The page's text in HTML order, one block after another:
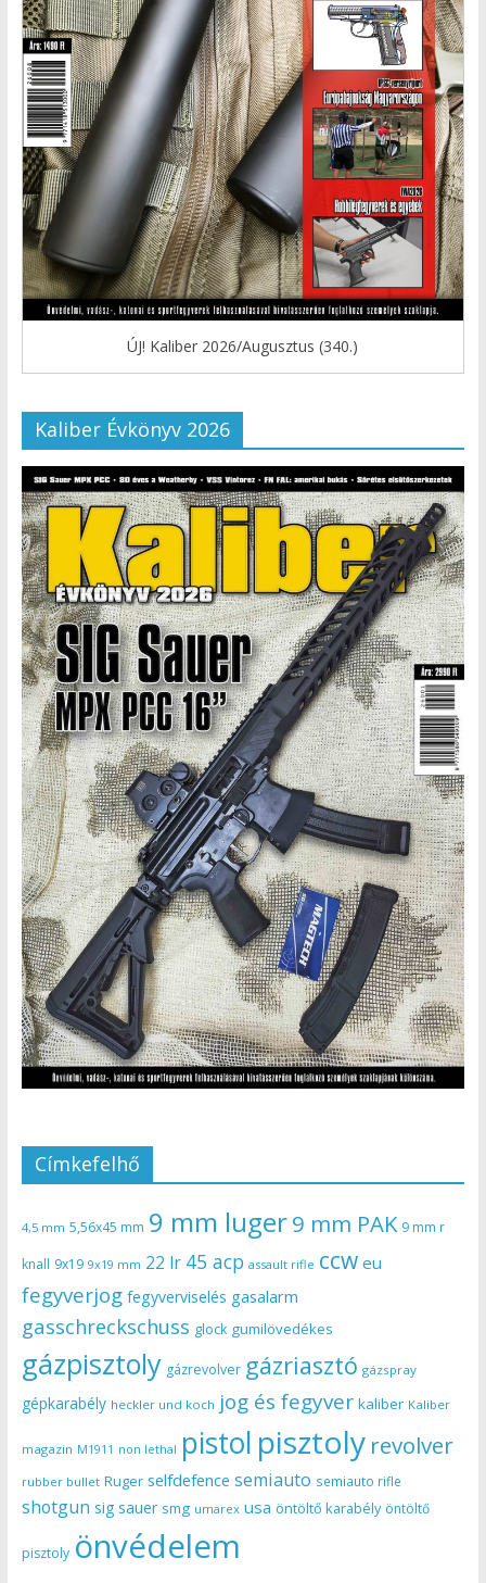
ÚJ! Kaliber 2026/Augusztus (340.)
Kaliber Évkönyv 2026
Címkefelhő
4,5 mm 5,56x45 mm 9 mm luger9 mm PAK 9 mm r
knall 9x19 9x19 mm 22 lr 45 acp assault rifle ccw eu
fegyverjog fegyverviselés gasalarm
gasschreckschuss glock gumilövedékes
gázpisztoly gázrevolver gázriasztó gázspray
gépkarabély heckler und koch jog és fegyver kaliber Kaliber
magazin M1911 non lethal pistol pisztoly revolver
rubber bullet Ruger selfdefence semiauto semiauto rifle
shotgun sig sauer smg umarex usa öntöltő karabély öntöltő
pisztoly önvédelem